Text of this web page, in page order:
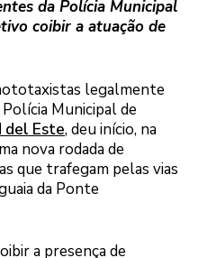
da Polícia Municipal
coibir a atuação de
legalmente
Polícia Municipal de
del Este, deu início, na
nova rodada de
que trafegam pelas vias
da Ponte
a presença de